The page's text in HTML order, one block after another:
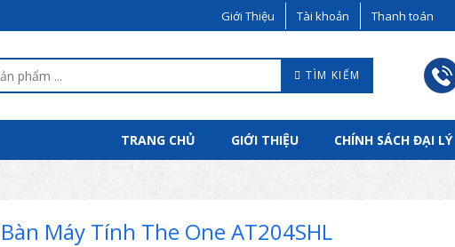
Giới Thiệu Tài khoản Thanh toán
TÌM KIẾM
TRANG CHỦ GIỚI THIỆU CHÍNH SÁCH ĐẠI LÝ
Bàn Máy Tính The One AT204SHL